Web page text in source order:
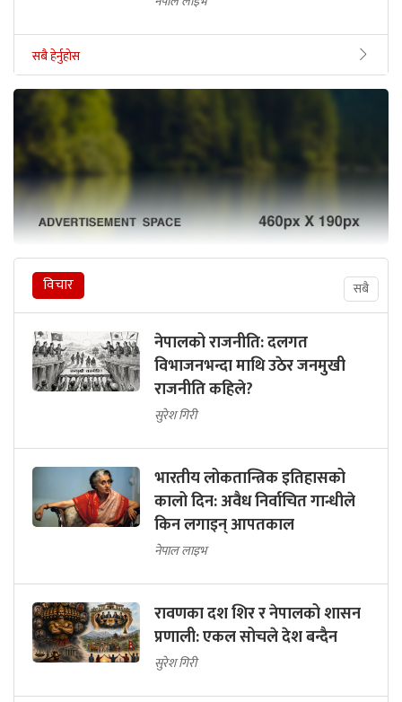
सबै हेर्नुहोस
विचार सबै
नेपालको राजनीति: दलगत
विभाजनभन्दा माथि उठेर जनमुखी
राजनीति कहिले?
सुरेश गिरी
भारतीय लोकतान्त्रिक इतिहासको
कालो दिन: अवैध निर्वाचित गान्धीले
किन लगाइन् आपतकाल
नेपाल लाइभ
रावणका दश शिर र नेपालको शासन
प्रणाली: एकल सोचले देश बन्दैन
सुरेश गिरी